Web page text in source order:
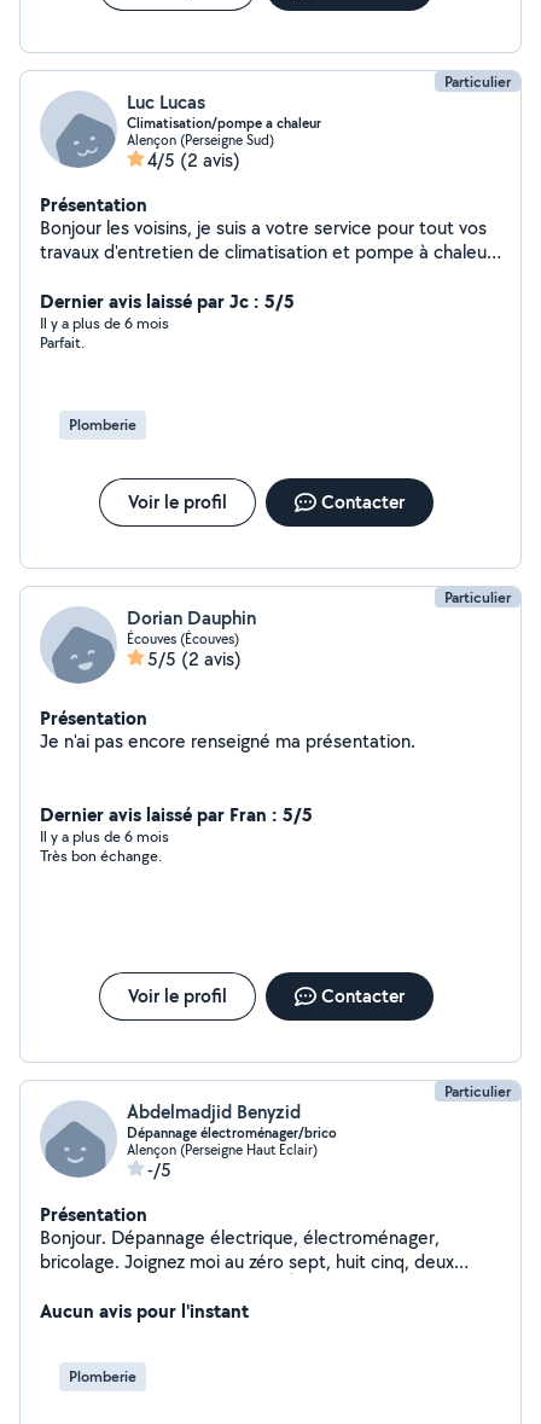
Particulier
Luc Lucas
Climatisation/pompe a chaleur
Alençon (Perseigne Sud)
4/5 (2 avis)
Présentation
Bonjour les voisins, je suis a votre service pour tout vos
travaux d'entretien de climatisation et pompe à chaleur,
Dernier avis laissé par Jc : 5/5
Il y a plus de 6 mois
Parfait.
Plomberie
Voir le profil Contacter
Particulier
Dorian Dauphin
Écouves (Écouves)
5/5 (2 avis)
Présentation
Je n'ai pas encore renseigné ma présentation.
Dernier avis laissé par Fran : 5/5
Il y a plus de 6 mois
Très bon échange.
Voir le profil Contacter
Particulier
Abdelmadjid Benyzid
Dépannage électroménager/brico
Alençon (Perseigne Haut Eclair)
-/5
Présentation
Bonjour. Dépannage électrique, électroménager,
bricolage. Joignez moi au zéro sept, huit cinq, deux
Aucun avis pour l'instant
Plomberie